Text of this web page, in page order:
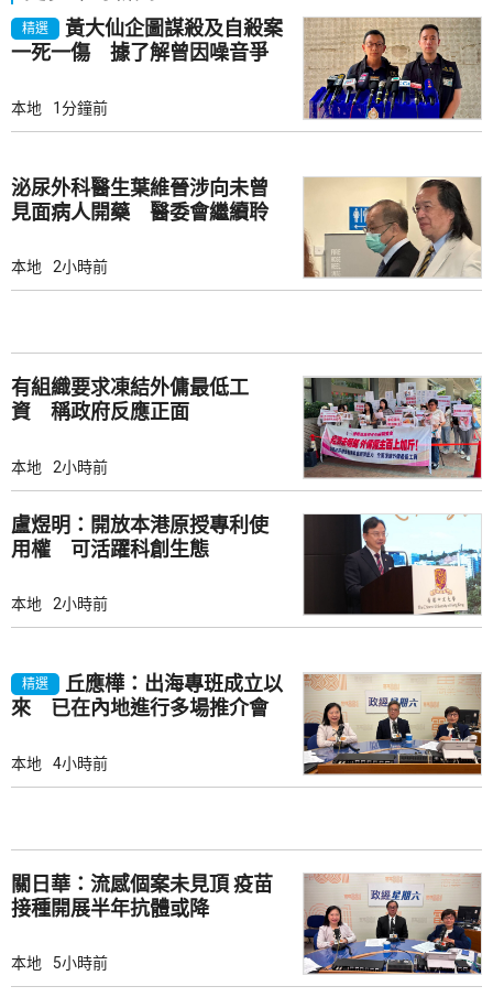
精選
黃大仙企圖謀殺及自殺案
一死一傷 據了解曾因噪音爭
本地 1分鐘前
泌尿外科醫生葉維晉涉向未曾
見面病人開藥 醫委會繼續聆
本地 2小時前
有組織要求凍結外傭最低工
資 稱政府反應正面
本地 2小時前
盧煜明：開放本港原授專利使
用權 可活躍科創生態
本地 2小時前
精選
丘應樺：出海專班成立以
來 已在內地進行多場推介會
本地 4小時前
關日華：流感個案未見頂 疫苗
接種開展半年抗體或降
本地 5小時前